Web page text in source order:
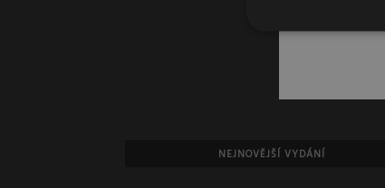
NEJNOVĚJŠÍ VYDÁNÍ